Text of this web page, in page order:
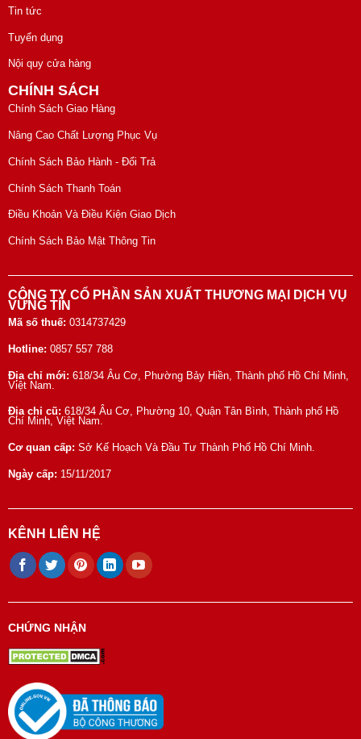
Tin tức
Tuyển dụng
Nội quy cửa hàng
CHÍNH SÁCH
Chính Sách Giao Hàng
Nâng Cao Chất Lượng Phục Vụ
Chính Sách Bảo Hành - Đổi Trả
Chính Sách Thanh Toán
Điều Khoản Và Điều Kiện Giao Dịch
Chính Sách Bảo Mật Thông Tin
CÔNG TY CỔ PHẦN SẢN XUẤT THƯƠNG MẠI DỊCH VỤ
VỮNG TÍN
Mã số thuế: 0314737429
Hotline: 0857 557 788
Địa chỉ mới: 618/34 Âu Cơ, Phường Bảy Hiền, Thành phố Hồ Chí Minh,
Việt Nam.
Địa chỉ cũ: 618/34 Âu Cơ, Phường 10, Quận Tân Bình, Thành phố Hồ
Chí Minh, Việt Nam.
Cơ quan cấp: Sở Kế Hoạch Và Đầu Tư Thành Phố Hồ Chí Minh.
Ngày cấp: 15/11/2017
KÊNH LIÊN HỆ
CHỨNG NHẬN